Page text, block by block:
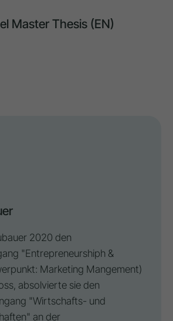
Master Thesis (EN)
2020 den
"Entrepreneurshiph &
Marketing Mangement)
absolvierte sie den
"Wirtschafts- und
an der